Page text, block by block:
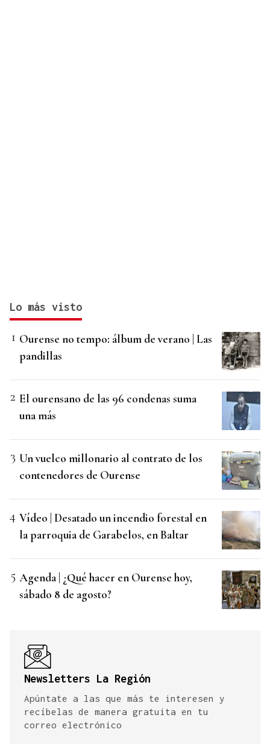
Lo más visto
Ourense no tempo: álbum de verano | Las
pandillas
El ourensano de las 96 condenas suma
una más
Un vuelco millonario al contrato de los
contenedores de Ourense
Vídeo | Desatado un incendio forestal en
la parroquia de Garabelos, en Baltar
Agenda | ¿Qué hacer en Ourense hoy,
sábado 8 de agosto?
Newsletters La Región
Apúntate a las que más te interesen y
recíbelas de manera gratuita en tu
correo electrónico